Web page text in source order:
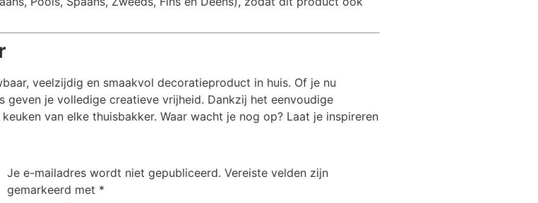
veelzijdig en smaakvol decoratieproduct in huis. Of je nu
je volledige creatieve vrijheid. Dankzij het eenvoudige
van elke thuisbakker. Waar wacht je nog op? Laat je inspireren
Je e-mailadres wordt niet gepubliceerd. Vereiste velden zijn
gemarkeerd met *